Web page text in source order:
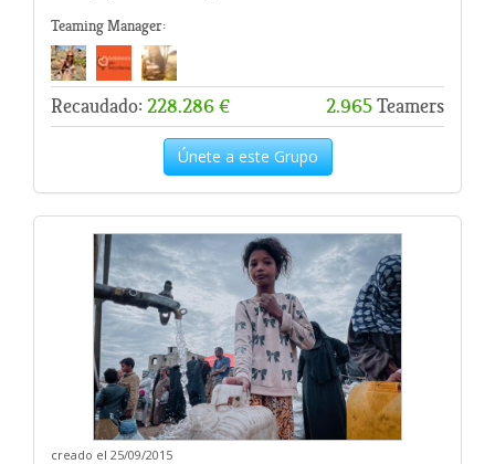
Teaming Manager:
Recaudado: 228.286 € 2.965Teamers
Únete a este Grupo
creado el 25/09/2015